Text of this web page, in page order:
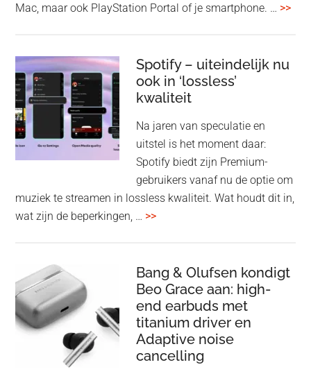
Mac, maar ook PlayStation Portal of je smartphone. … >>
Spotify – uiteindelijk nu
ook in ‘lossless’
kwaliteit
Na jaren van speculatie en
uitstel is het moment daar:
Spotify biedt zijn Premium-
gebruikers vanaf nu de optie om
muziek te streamen in lossless kwaliteit. Wat houdt dit in,
wat zijn de beperkingen, … >>overSpotify
nu
ook
in
‘lossless’
kwaliteit
Bang & Olufsen kondigt
Beo Grace aan: high-
end earbuds met
titanium driver en
Adaptive noise
cancelling